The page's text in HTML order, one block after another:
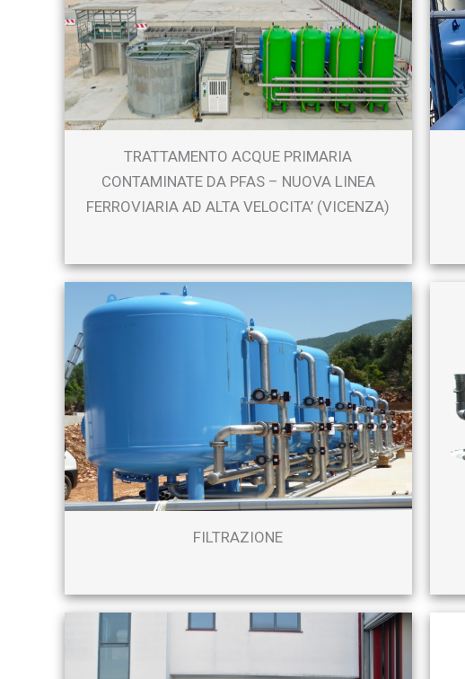
TRATTAMENTO ACQUE PRIMARIA
CONTAMINATE DA PFAS – NUOVA LINEA
FERROVIARIA AD ALTA VELOCITA’ (VICENZA)
FILTRAZIONE